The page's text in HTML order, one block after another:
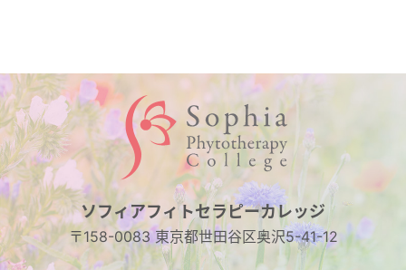
ソフィアフィトセラピーカレッジ
〒158-0083 東京都世田谷区奥沢5-41-12